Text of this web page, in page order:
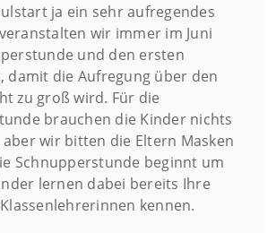
ja ein sehr aufregendes
wir immer im Juni
und den ersten
damit die Aufregung über den
zu groß wird. Für die
brauchen die Kinder nichts
wir bitten die Eltern Masken
Schnupperstunde beginnt um
lernen dabei bereits Ihre
kennen.